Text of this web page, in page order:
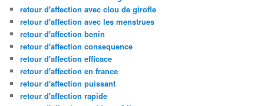
retour d'affection avec clou de girofle
retour d'affection avec les menstrues
retour d'affection benin
retour d'affection consequence
retour d'affection efficace
retour d'affection en france
retour d'affection puissant
retour d'affection rapide